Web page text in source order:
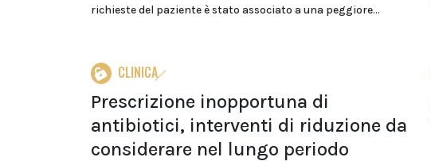
richieste del paziente è stato associato a una peggiore...
CLINICA
Prescrizione inopportuna di
antibiotici, interventi di riduzione da
considerare nel lungo periodo